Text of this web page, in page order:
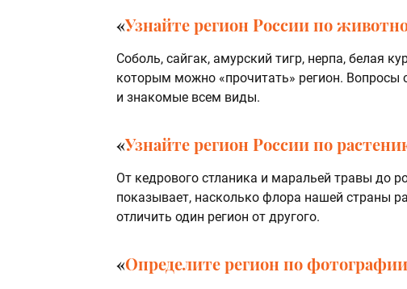
«Узнайте регион России по
Соболь, сайгак, амурский тигр, нерпа, белая
которым можно «прочитать» регион. Вопросы
и знакомые всем виды.
«Узнайте регион России по
От кедрового стланика и маральей травы до
показывает, насколько флора нашей страны
отличить один регион от другого.
«Определите регион по